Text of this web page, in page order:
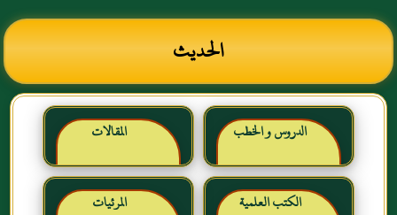
الحديث
الدروس و الخطب المقالات
الكتب العلمية المرئيات